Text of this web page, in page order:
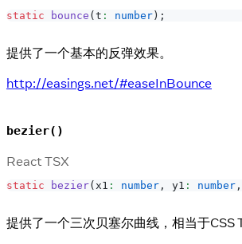
static bounce (t : number) ;
提供了一个基本的反弹效果。
http://easings.net/#easeInBounce
bezier()
React TSX
static bezier( x1 : number , y1 : number ,
提供了一个三次贝塞尔曲线，相当于CSS